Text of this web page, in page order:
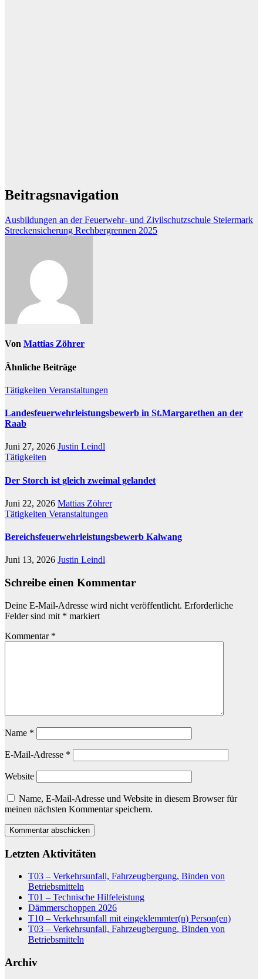
Beitragsnavigation
Ausbildungen an der Feuerwehr- und Zivilschutzschule Steiermark
Streckensicherung Rechbergrennen 2025
Von Mattias Zöhrer
Ähnliche Beiträge
Tätigkeiten Veranstaltungen
Landesfeuerwehrleistungsbewerb in St.Margarethen an der
Raab
Juni 27, 2026 Justin Leindl
Tätigkeiten
Der Storch ist gleich zweimal gelandet
Juni 22, 2026 Mattias Zöhrer
Tätigkeiten Veranstaltungen
Bereichsfeuerwehrleistungsbewerb Kalwang
Juni 13, 2026 Justin Leindl
Schreibe einen Kommentar
Deine E-Mail-Adresse wird nicht veröffentlicht. Erforderliche
Felder sind mit * markiert
Kommentar *
Name *
E-Mail-Adresse *
Website
Name, E-Mail-Adresse und Website in diesem Browser für
meinen nächsten Kommentar speichern.
Letzten Aktivitäten
T03 – Verkehrsunfall, Fahrzeugbergung, Binden von
Betriebsmitteln
T01 – Technische Hilfeleistung
Dämmerschoppen 2026
T10 – Verkehrsunfall mit eingeklemmter(n) Person(en)
T03 – Verkehrsunfall, Fahrzeugbergung, Binden von
Betriebsmitteln
Archiv